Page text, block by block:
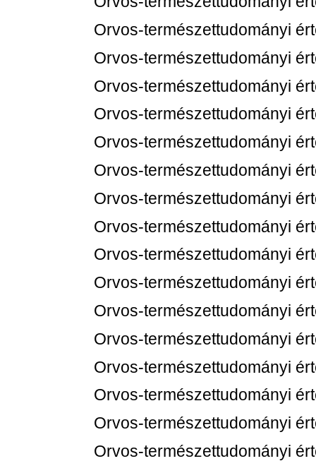
Orvos-természettudományi
Orvos-természettudományi
Orvos-természettudományi
Orvos-természettudományi
Orvos-természettudományi
Orvos-természettudományi
Orvos-természettudományi
Orvos-természettudományi
Orvos-természettudományi
Orvos-természettudományi
Orvos-természettudományi
Orvos-természettudományi
Orvos-természettudományi
Orvos-természettudományi
Orvos-természettudományi
Orvos-természettudományi